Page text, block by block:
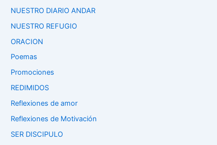
NUESTRO DIARIO ANDAR
NUESTRO REFUGIO
ORACION
Poemas
Promociones
REDIMIDOS
Reflexiones de amor
Reflexiones de Motivación
SER DISCIPULO